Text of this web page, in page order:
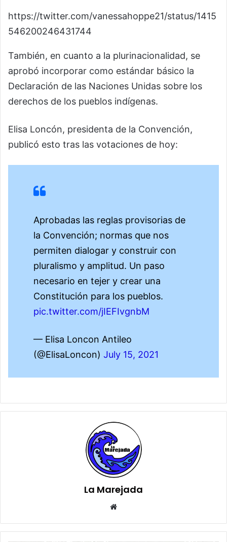
https://twitter.com/vanessahoppe21/status/1415
546200246431744
También, en cuanto a la plurinacionalidad, se
aprobó incorporar como estándar básico la
Declaración de las Naciones Unidas sobre los
derechos de los pueblos indígenas.
Elisa Loncón, presidenta de la Convención,
publicó esto tras las votaciones de hoy:
Aprobadas las reglas provisorias de
la Convención; normas que nos
permiten dialogar y construir con
pluralismo y amplitud. Un paso
necesario en tejer y crear una
Constitución para los pueblos.
pic.twitter.com/jIEFIvgnbM
— Elisa Loncon Antileo
(@ElisaLoncon) July 15, 2021
La Marejada